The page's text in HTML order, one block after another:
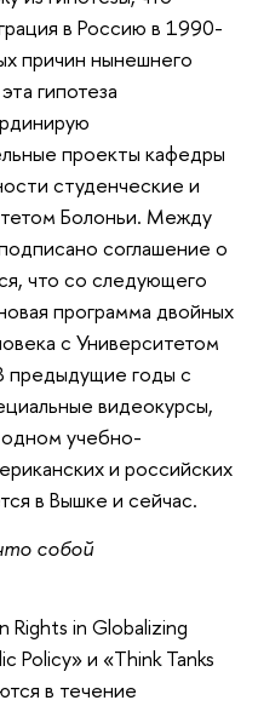
в Россию в 1990-
причин нынешнего
гипотеза
проекты кафедры
студенческие и
Болоньи. Между
соглашение о
что со следующего
программа двойных
с Университетом
годы с
видеокурсы,
учебно-
и российских
в Вышке и сейчас.
собой
Rights in Globalizing
Policy» и «Think Tanks
в течение